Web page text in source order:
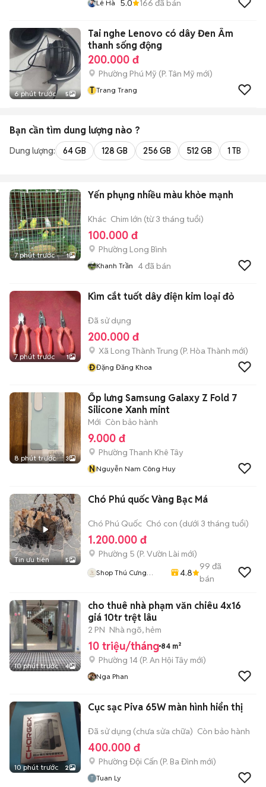
Lê Hà 5.0 166 đã bán
6 phút trước 5
Tai nghe Lenovo có dây Đen Âm
thanh sống động
200.000 đ
Phường Phú Mỹ (P. Tân Mỹ mới)
T Trang Trang
Bạn cần tìm dung lượng nào ?
Dung lượng: 64 GB 128 GB 256 GB 512 GB 1 TB
7 phút trước 1
Yến phụng nhiều màu khỏe mạnh
Khác Chim lớn (từ 3 tháng tuổi)
100.000 đ
Phường Long Bình
Khanh Trần 4đã bán
7 phút trước 1
Kìm cắt tuốt dây điện kim loại đỏ
Đã sử dụng
200.000 đ
Xã Long Thành Trung (P. Hòa Thành mới)
ĐĐặng Đăng Khoa
8 phút trước 3
Ốp lưng Samsung Galaxy Z Fold 7
Silicone Xanh mint
Mới Còn bảo hành
9.000 đ
Phường Thanh Khê Tây
NNguyễn Nam Công Huy
Tin ưu tiên 5
Chó Phú quốc Vàng Bạc Má
Chó Phú Quốc Chó con (dưới 3 tháng tuổi)
1.200.000 đ
Phường 5 (P. Vườn Lài mới)
Shop Thú Cưng
4.8
99 đã
bán
10 phút trước 4
cho thuê nhà phạm văn chiêu 4x16
giá 10tr trệt lâu
2 PN Nhà ngõ, hẻm
10 triệu/tháng 84 m²
Phường 14 (P. An Hội Tây mới)
Nga Phan
10 phút trước 2
Cục sạc Piva 65W màn hình hiển thị
Đã sử dụng (chưa sửa chữa) Còn bảo hành
400.000 đ
Phường Đội Cấn (P. Ba Đình mới)
Tuan Ly